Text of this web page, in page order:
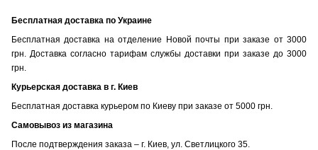
Бесплатная доставка по Украине
Бесплатная доставка на отделение Новой почты при заказе от 3000
грн. Доставка согласно тарифам службы доставки при заказе до 3000
грн.
Курьерская доставка в г. Киев
Бесплатная доставка курьером по Киеву при заказе от 5000 грн.
Самовывоз из магазина
После подтверждения заказа – г. Киев, ул. Светлицкого 35.